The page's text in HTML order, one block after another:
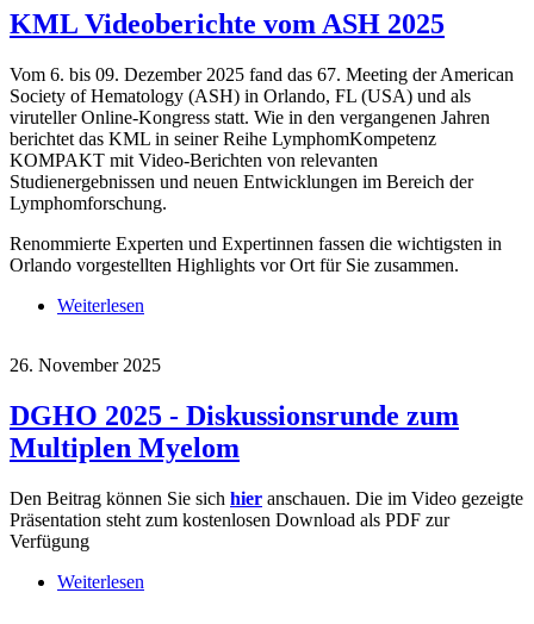
KML Videoberichte vom ASH 2025
Vom 6. bis 09. Dezember 2025 fand das 67. Meeting der American
Society of Hematology (ASH) in Orlando, FL (USA) und als
viruteller Online-Kongress statt. Wie in den vergangenen Jahren
berichtet das KML in seiner Reihe LymphomKompetenz
KOMPAKT mit Video-Berichten von relevanten
Studienergebnissen und neuen Entwicklungen im Bereich der
Lymphomforschung.
Renommierte Experten und Expertinnen fassen die wichtigsten in
Orlando vorgestellten Highlights vor Ort für Sie zusammen.
Weiterlesen
26. November 2025
DGHO 2025 - Diskussionsrunde zum
Multiplen Myelom
Den Beitrag können Sie sich hier anschauen. Die im Video gezeigte
Präsentation steht zum kostenlosen Download als PDF zur
Verfügung
Weiterlesen